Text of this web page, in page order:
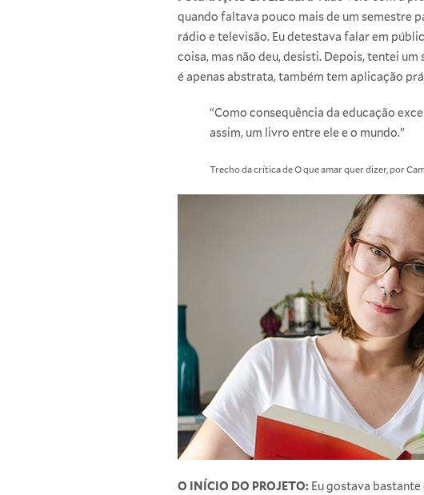
quando faltava pouco mais de um semestre
rádio e televisão. Eu detestava falar em
coisa, mas não deu, desisti. Depois, tentei
é apenas abstrata, também tem aplicação
“Como consequência da educação
assim, um livro entre ele e o mundo.”
Trecho da crítica de O que amar quer dizer, por
O INÍCIO DO PROJETO: Eu gostava